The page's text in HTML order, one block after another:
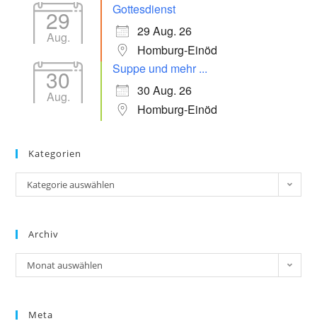
29
Aug.
Gottesdienst
29 Aug. 26
Homburg-Einöd
30
Aug.
Suppe und mehr ...
30 Aug. 26
Homburg-Einöd
Kategorien
Kategorie auswählen
Archiv
Monat auswählen
Meta